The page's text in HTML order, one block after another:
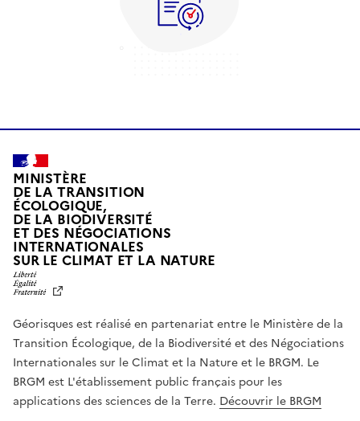
MINISTÈRE
DE LA TRANSITION
ÉCOLOGIQUE,
DE LA BIODIVERSITÉ
ET DES NÉGOCIATIONS
INTERNATIONALES
SUR LE CLIMAT ET LA NATUREL
T
É
,
É
G
A
L
Géorisques est réalisé en partenariat entre le Ministère de la
Transition Écologique, de la Biodiversité et des Négociations
Internationales sur le Climat et la Nature et le BRGM. Le
BRGM est L'établissement public français pour les
applications des sciences de la Terre. Découvrir le BRGM